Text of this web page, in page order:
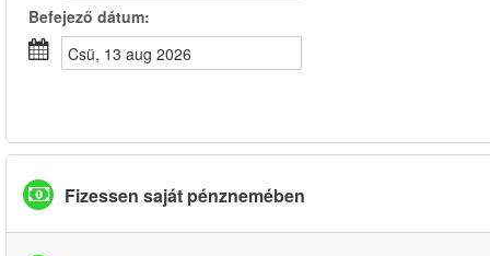
Befejező dátum:
csü, 13 aug 2026
Fizessen saját pénznemében